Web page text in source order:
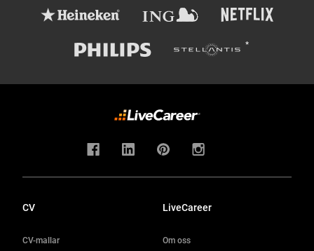
CV
CV-mallar
LiveCareer
Om oss